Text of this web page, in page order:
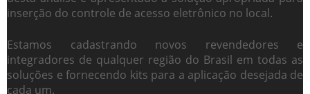
inserção do controle de acesso eletrônico no local.
Estamos cadastrando novos revendedores e
integradores de qualquer região do Brasil em todas as
soluções e fornecendo kits para a aplicação desejada de
cada um.